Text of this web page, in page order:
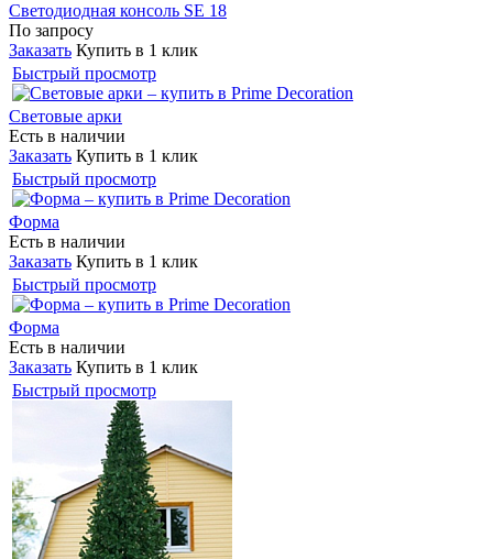
Светодиодная консоль SE 18
По запросу
Заказать Купить в 1 клик
Быстрый просмотр
Световые арки
Есть в наличии
Заказать Купить в 1 клик
Быстрый просмотр
Форма
Есть в наличии
Заказать Купить в 1 клик
Быстрый просмотр
Форма
Есть в наличии
Заказать Купить в 1 клик
Быстрый просмотр